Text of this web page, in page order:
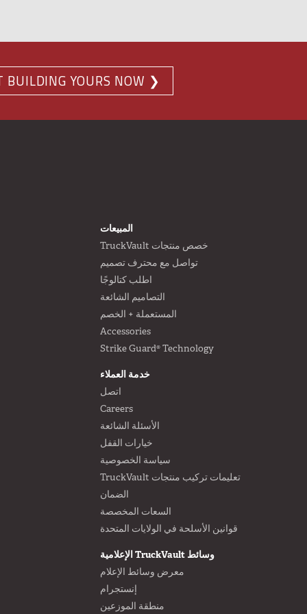
BUILDINGYOURS NOW ❯
FOOTER المبيعات
خصص منتجات TruckVault
تواصل مع محترف تصميم
اطلب كتالوجًا
التصاميم الشائعة
المستعملة + الخصم
Accessories
Strike Guard® Technology
خدمة العملاء
اتصل
Careers
الأسئلة الشائعة
خيارات القفل
سياسة الخصوصية
تعليمات تركيب منتجات TruckVault
الضمان
السعات المخصصة
قوانين الأسلحة في الولايات المتحدة
وسائط TruckVault الإعلامية
معرض وسائط الإعلام
إنستجرام
منطقة الموزعين